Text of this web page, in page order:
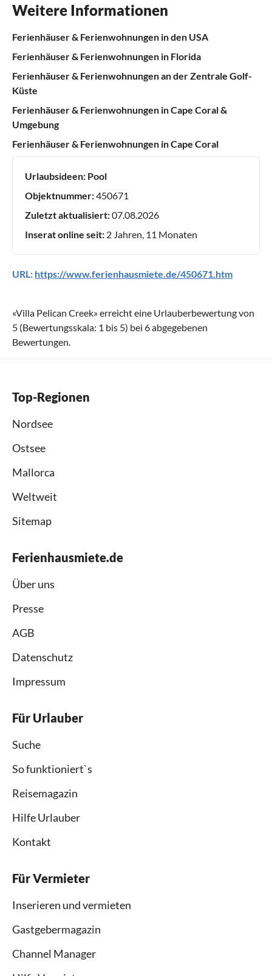
Weitere Informationen
Ferienhäuser & Ferienwohnungen in den USA
Ferienhäuser & Ferienwohnungen in Florida
Ferienhäuser & Ferienwohnungen an der Zentrale Golf-
Küste
Ferienhäuser & Ferienwohnungen in Cape Coral &
Umgebung
Ferienhäuser & Ferienwohnungen in Cape Coral
Urlaubsideen: Pool
Objektnummer:450671
Zuletzt aktualisiert:07.08.2026
Inserat online seit: 2 Jahren, 11 Monaten
URL: https://www.ferienhausmiete.de/450671.htm
«Villa Pelican Creek» erreicht eine Urlauberbewertung von
5 (Bewertungsskala: 1 bis 5) bei 6abgegebenen
Bewertungen.
Top-Regionen
Nordsee
Ostsee
Mallorca
Weltweit
Sitemap
Ferienhausmiete.de
Über uns
Presse
AGB
Datenschutz
Impressum
Für Urlauber
Suche
So funktioniert`s
Reisemagazin
Hilfe Urlauber
Kontakt
Für Vermieter
Inserieren und vermieten
Gastgebermagazin
Channel Manager